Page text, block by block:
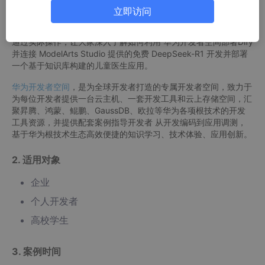
本案例选择基于开发者空间部署Dify+Maas提供的免费DeepSeek
-R1模型构建知识库构建儿科医生应用。
通过实际操作，让大家深入了解如何利用 华为开发者空间部署Dify
并连接 ModelArts Studio 提供的免费 DeepSeek-R1 开发并部署
一个基于知识库构建的儿童医生应用。
华为开发者空间 ，是为全球开发者打造的专属开发者空间，致力于
为每位开发者提供一台云主机、一套开发工具和云上存储空间，汇
聚昇腾、鸿蒙、鲲鹏、GaussDB、欧拉等华为各项根技术的开发
工具资源，并提供配套案例指导开发者 从开发编码到应用调测，
基于华为根技术生态高效便捷的知识学习、技术体验、应用创新。
2. 适用对象
企业
个人开发者
高校学生
3. 案例时间
立即访问